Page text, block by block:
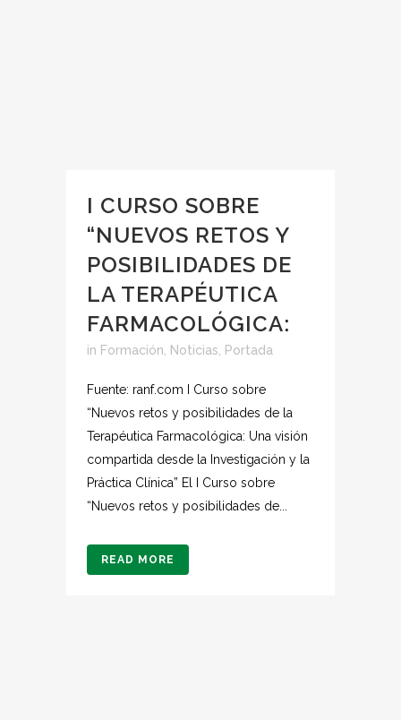
I CURSO SOBRE
“NUEVOS RETOS Y
POSIBILIDADES DE
LA TERAPÉUTICA
FARMACOLÓGICA:
in Formación Noticias Portada
Fuente: ranf.com I Curso sobre
“Nuevos retos y posibilidades de la
Terapéutica Farmacológica: Una visión
compartida desde la Investigación y la
Práctica Clínica” El I Curso sobre
“Nuevos retos y posibilidades de...
READ MORE